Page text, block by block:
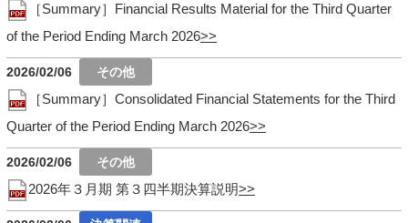
［Summary］Financial Results Material for the Third Quarter
of the Period Ending March 2026
2026/02/06
［Summary］Consolidated Financial Statements for the Third
Quarter of the Period Ending March 2026
2026/02/06
2026年３月期 第３四半期決算説明